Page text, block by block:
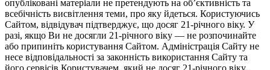
опубліковані матеріали не претендують на об’єктивність та
всебічність висвітлення теми, про яку йдеться. Користуючись
Сайтом, відвідувач підтверджує, що досяг 21-річного віку. У
разі, якщо Ви не досягли 21-річного віку — не розпочинайте
або припиніть користування Сайтом. Адміністрація Сайту не
несе відповідальності за законність використання Сайту та
його сервісів Користувачем, який не досяг 21-річного віку.